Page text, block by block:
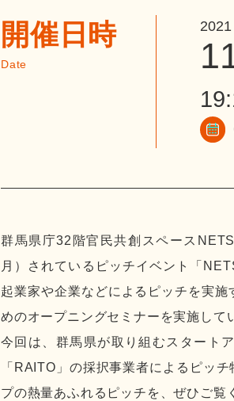
開催日時
Date
2021
群馬県庁32階官民共創スペース
月）されているピッチイベント「
起業家や企業などによるピッチを実
めのオープニングセミナーを実施して
今回は、群馬県が取り組むスタート
「RAITO」の採択事業者によるピッ
プの熱量あふれるピッチを、ぜひご覧